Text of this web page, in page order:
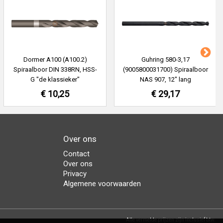
Dormer A100 (A100.2)
Spiraalboor DIN 338RN, HSS-
G "de klassieker"
€ 10,25
Guhring 580-3,17
(9005800031700) Spiraalboor
NAS 907, 12" lang
€ 29,17
Over ons
Contact
Over ons
Privacy
Algemene voorwaarden
Alle vermelde prijzen zijn inclusief btw.